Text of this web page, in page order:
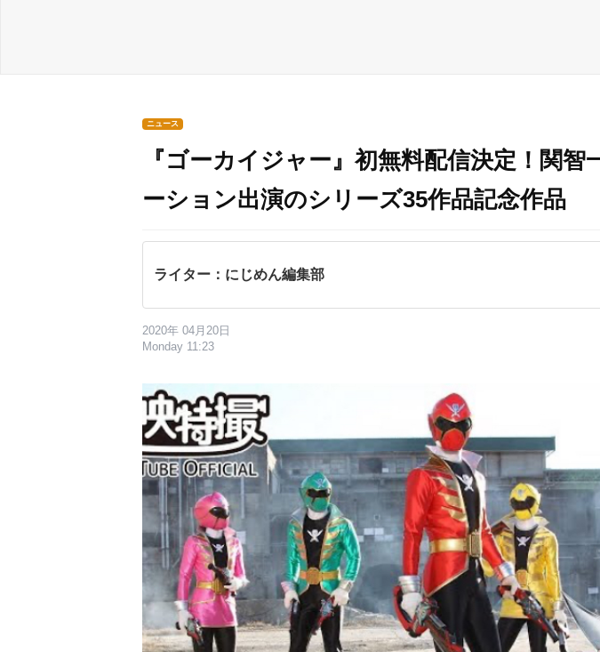
ニュース
『ゴーカイジャー』初無料配信決定！関智
ーション出演のシリーズ35作品記念作品
ライター：にじめん編集部
2020年 04月20日
Monday 11:23